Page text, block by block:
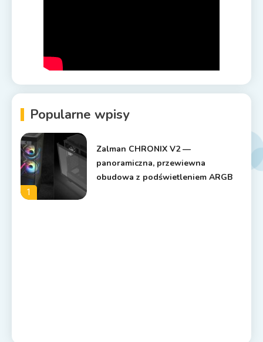
Popularne wpisy
1
Zalman CHRONIX V2 —
panoramiczna, przewiewna
obudowa z podświetleniem ARGB